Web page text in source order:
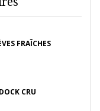
FRAÎCHES
CRU